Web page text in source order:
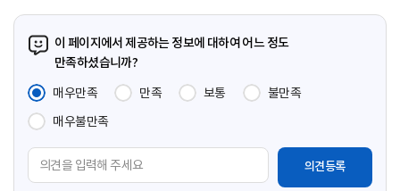
이 페이지에서 제공하는 정보에 대하여 어느 정도
만족하셨습니까?
매우만족
만족 보통
불만족
매우불만족
견